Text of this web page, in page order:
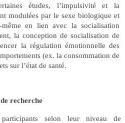
études, l’impulsivité et la
modulées par le sexe biologique et
en lien avec la socialisation
la conception de socialisation de
la régulation émotionnelle des
(ex. la consommation de
sur l’état de santé.
recherche
selon leur niveau de